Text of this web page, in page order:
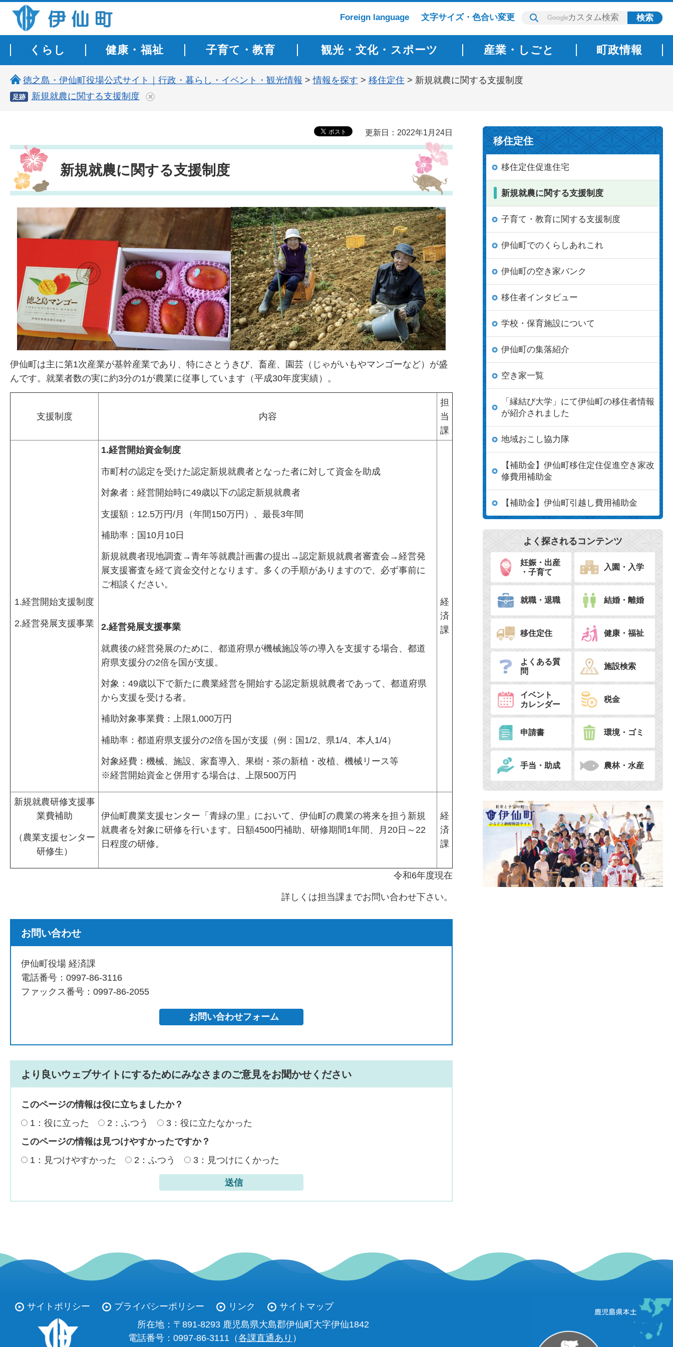
伊仙町 健康・長寿と子宝の町 Foreign language 文字サイズ・色合い変更
くらし 健康・福祉 子育て・教育 観光・文化・スポーツ 産業・しごと 町政情報
徳之島・伊仙町役場公式サイト｜行政・暮らし・イベント・観光情報 >情報を探す > 移住定住 > 新規就農に関する支援制度
足跡 新規就農に関する支援制度
更新日：2022年1月24日
新規就農に関する支援制度
伊仙町は主に第1次産業が基幹産業であり、特にさとうきび、畜産、園芸（じゃがいもやマンゴーなど）が盛
んです。就業者数の実に約3分の1が農業に従事しています（平成30年度実績）。
支援制度 内容
担
当
課
1.経営開始支援制度
2.経営発展支援事業
1.経営開始資金制度
市町村の認定を受けた認定新規就農者となった者に対して資金を助成
対象者：経営開始時に49歳以下の認定新規就農者
支援額：12.5万円/月（年間150万円）、最長3年間
補助率：国10月10日
新規就農者現地調査→青年等就農計画書の提出→認定新規就農者審査会→経営発
展支援審査を経て資金交付となります。多くの手順がありますので、必ず事前に
ご相談ください。
2.経営発展支援事業
就農後の経営発展のために、都道府県が機械施設等の導入を支援する場合、都道
府県支援分の2倍を国が支援。
対象：49歳以下で新たに農業経営を開始する認定新規就農者であって、都道府県
から支援を受ける者。
補助対象事業費：上限1,000万円
補助率：都道府県支援分の2倍を国が支援（例：国1/2、県1/4、本人1/4）
対象経費：機械、施設、家畜導入、果樹・茶の新植・改植、機械リース等
※経営開始資金と併用する場合は、上限500万円
経
済
課
新規就農研修支援事
業費補助
（農業支援センター
研修生）
伊仙町農業支援センター「青緑の里」において、伊仙町の農業の将来を担う新規
就農者を対象に研修を行います。日額4500円補助、研修期間1年間、月20日～22
日程度の研修。
経
済
課
令和6年度現在
詳しくは担当課までお問い合わせ下さい。
お問い合わせ
伊仙町役場 経済課
電話番号：0997-86-3116
ファックス番号：0997-86-2055
より良いウェブサイトにするためにみなさまのご意見をお聞かせください
このページの情報は役に立ちましたか？
1：役に立った
2：ふつう
3：役に立たなかった
このページの情報は見つけやすかったですか？
1：見つけやすかった
2：ふつう 3：見つけにくかった
移住定住
移住定住促進住宅
新規就農に関する支援制度
子育て・教育に関する支援制度
伊仙町でのくらしあれこれ
伊仙町の空き家バンク
移住者インタビュー
学校・保育施設について
伊仙町の集落紹介
空き家一覧
「縁結び大学」にて伊仙町の移住者情報
が紹介されました
地域おこし協力隊
【補助金】伊仙町移住定住促進空き家改
修費用補助金
【補助金】伊仙町引越し費用補助金
よく探されるコンテンツ
妊娠・出産
・子育て
入園・入学
就職・退職 結婚・離婚
移住定住 健康・福祉
よくある質
問
施設検索
イベント
カレンダー
税金
申請書 環境・ゴミ
手当・助成 農林・水産
サイトポリシー プライバシーポリシー リンク
サイトマップ
所在地： 〒891-8293 鹿児島県大島郡伊仙町大字伊仙1842
電話番号： 0997-86-3111（各課直通あり ）